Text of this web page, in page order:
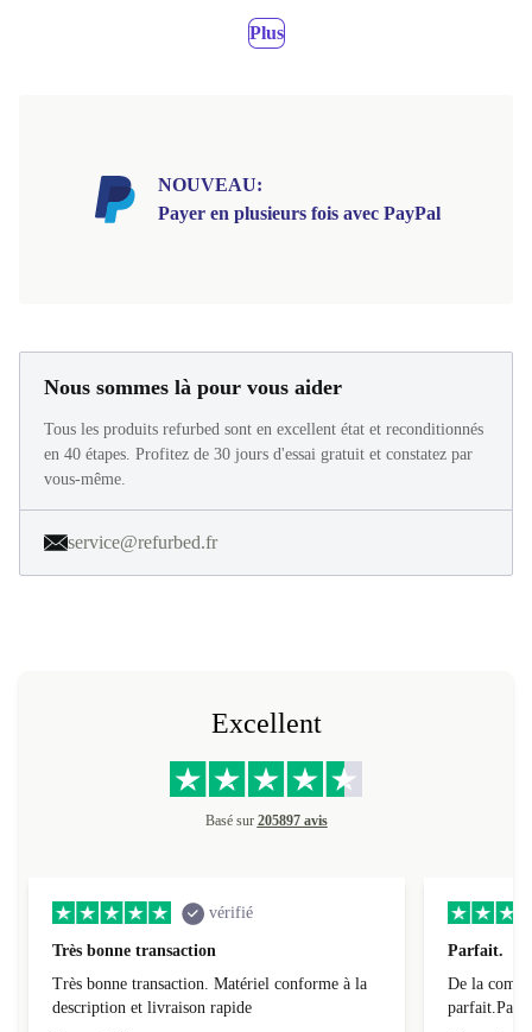
Plus
NOUVEAU:
Payer en plusieurs fois avec PayPal
Nous sommes là pour vous aider
Tous les produits refurbed sont en excellent état et reconditionnés
en 40 étapes. Profitez de 30 jours d'essai gratuit et constatez par
vous-même.
service@refurbed.fr
Excellent
Basé sur 205897 avis
vérifié
Très bonne transaction
Très bonne transaction. Matériel conforme à la
description et livraison rapide
Parfait.
De la